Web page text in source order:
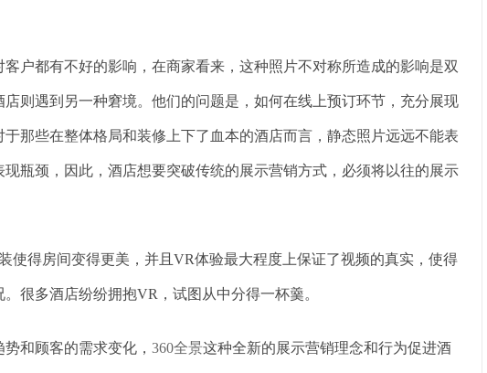
户都有不好的影响，在商家看来，这种照片不对称所造成的影响是双
则遇到另一种窘境。他们的问题是，如何在线上预订环节，充分展现
那些在整体格局和装修上下了血本的酒店而言，静态照片远远不能表
瓶颈，因此，酒店想要突破传统的展示营销方式，必须将以往的展示
使得房间变得更美，并且VR体验最大程度上保证了视频的真实，使得
很多酒店纷纷拥抱VR，试图从中分得一杯羹。
和顾客的需求变化， 360全景这种全新的展示营销理念和行为促进酒